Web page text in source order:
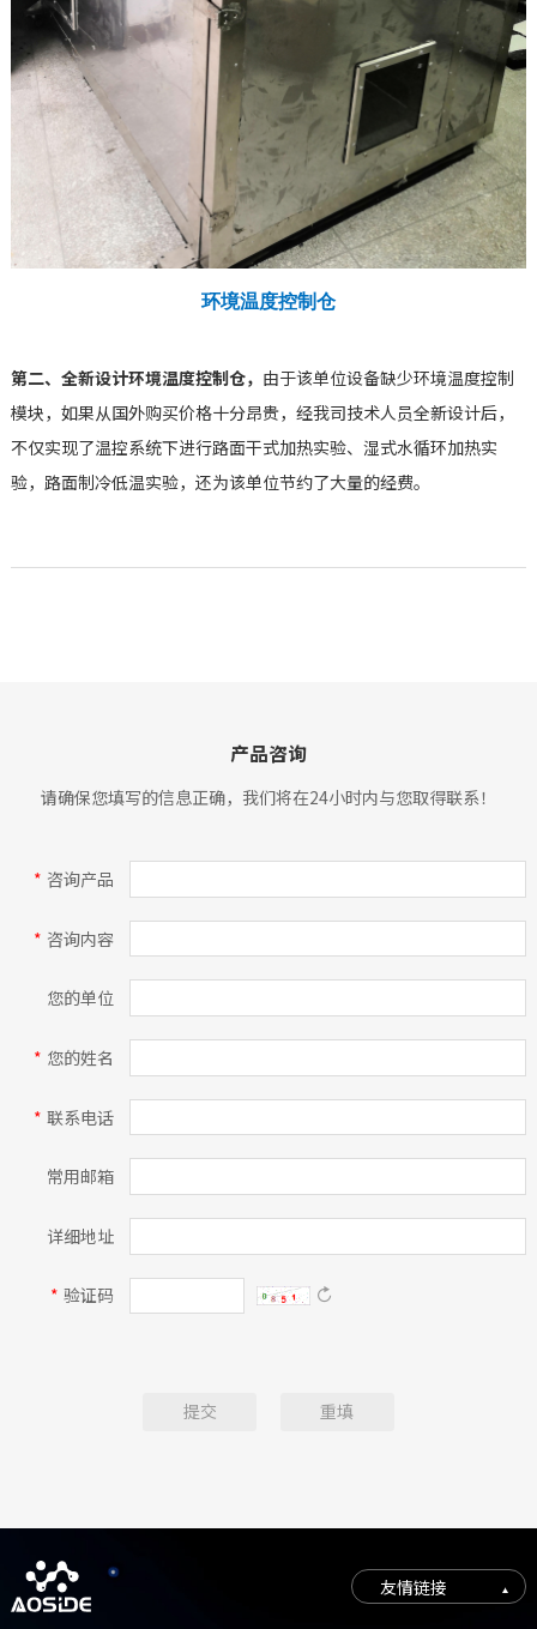
环境温度控制仓
第二、全新设计环境温度控制仓， 由于该单位设备缺少环境温度控制
模块，如果从国外购买价格十分昂贵，经我司技术人员全新设计后，
不仅实现了温控系统下进行路面干式加热实验、湿式水循环加热实
验，路面制冷低温实验，还为该单位节约了大量的经费。
产品咨询
请确保您填写的信息正确，我们将在24小时内与您取得联系！
* 咨询产品
* 咨询内容
您的单位
* 您的姓名
* 联系电话
常用邮箱
详细地址
* 验证码 
提交 重填
友情链接